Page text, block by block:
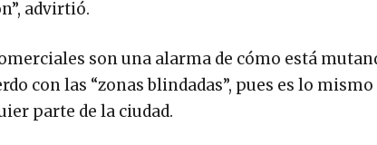
advirtió.
son una alarma de cómo está
con las “zonas blindadas”, pues es lo
parte de la ciudad.